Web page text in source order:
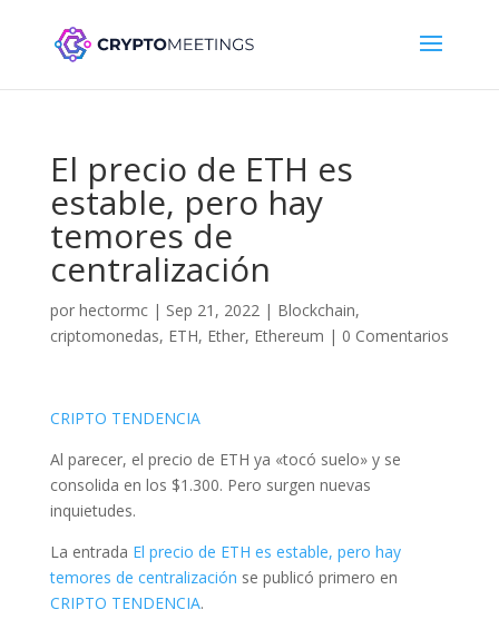
El precio de ETH es
estable, pero hay
temores de
centralización
por hectormc| Sep 21, 2022| Blockchain,
criptomonedas, ETH, Ether, Ethereum | 0 Comentarios
CRIPTO TENDENCIA
Al parecer, el precio de ETH ya «tocó suelo» y se
consolida en los $1.300. Pero surgen nuevas
inquietudes.
La entrada El precio de ETH es estable, pero hay
temores de centralización se publicó primero en
CRIPTO TENDENCIA.